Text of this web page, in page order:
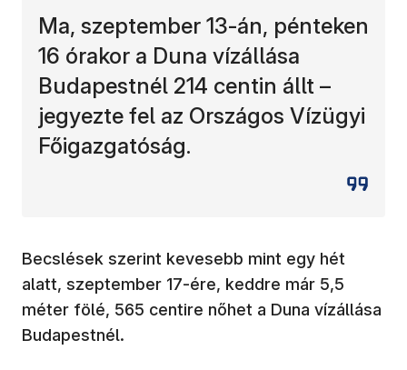
Ma, szeptember 13-án, pénteken
16 órakor a Duna vízállása
Budapestnél 214 centin állt –
jegyezte fel az Országos Vízügyi
Főigazgatóság.
Becslések szerint kevesebb mint egy hét
alatt, szeptember 17-ére, keddre már 5,5
méter fölé, 565 centire nőhet a Duna vízállása
Budapestnél.